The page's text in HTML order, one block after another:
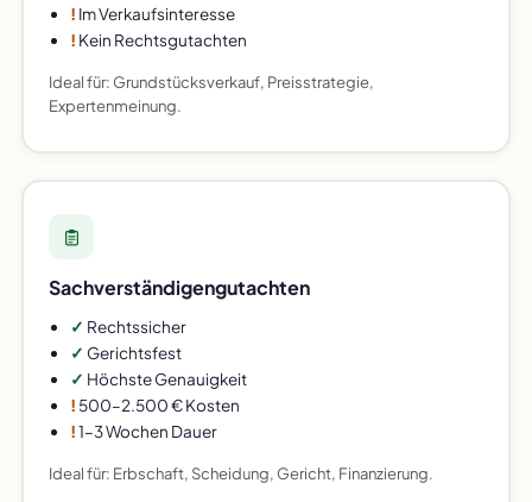
! Im Verkaufsinteresse
! Kein Rechtsgutachten
Ideal für: Grundstücksverkauf, Preisstrategie,
Expertenmeinung.
Sachverständigengutachten
✓ Rechtssicher
✓ Gerichtsfest
✓ Höchste Genauigkeit
! 500–2.500 € Kosten
!1–3 Wochen Dauer
Ideal für: Erbschaft, Scheidung, Gericht, Finanzierung.